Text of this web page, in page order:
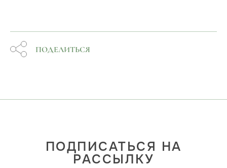
ПОДЕЛИТЬСЯ
ПОДПИСАТЬСЯ НА
РАССЫЛКУ